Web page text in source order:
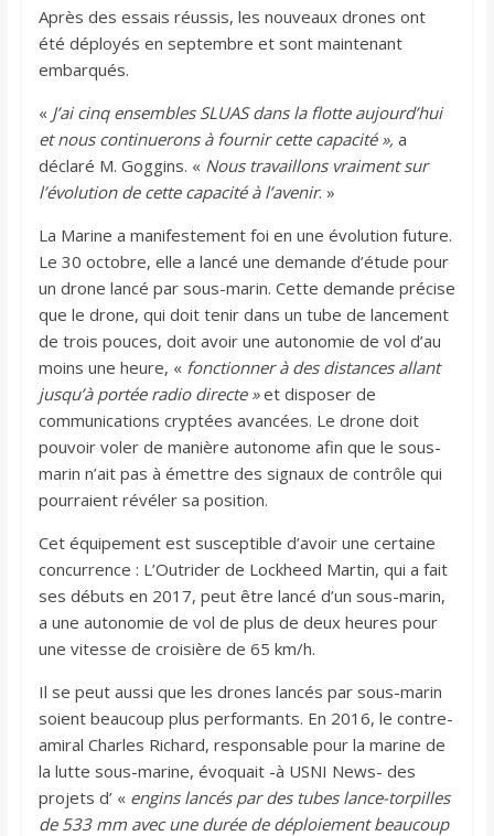
Après des essais réussis, les nouveaux drones ont
été déployés en septembre et sont maintenant
embarqués.
« J’ai cinq ensembles SLUAS dans la flotte aujourd’hui
et nous continuerons à fournir cette capacité », a
déclaré M. Goggins. « Nous travaillons vraiment sur
l’évolution de cette capacité à l’avenir. »
La Marine a manifestement foi en une évolution future.
Le 30 octobre, elle a lancé une demande d’étude pour
un drone lancé par sous-marin. Cette demande précise
que le drone, qui doit tenir dans un tube de lancement
de trois pouces, doit avoir une autonomie de vol d’au
moins une heure, « fonctionner à des distances allant
jusqu’à portée radio directe »et disposer de
communications cryptées avancées. Le drone doit
pouvoir voler de manière autonome afin que le sous-
marin n’ait pas à émettre des signaux de contrôle qui
pourraient révéler sa position.
Cet équipement est susceptible d’avoir une certaine
concurrence : L’Outrider de Lockheed Martin, qui a fait
ses débuts en 2017, peut être lancé d’un sous-marin,
a une autonomie de vol de plus de deux heures pour
une vitesse de croisière de 65 km/h.
Il se peut aussi que les drones lancés par sous-marin
soient beaucoup plus performants. En 2016, le contre-
amiral Charles Richard, responsable pour la marine de
la lutte sous-marine, évoquait -à USNI News- des
projets d’ « engins lancés par des tubes lance-torpilles
de 533 mm avec une durée de déploiement beaucoup